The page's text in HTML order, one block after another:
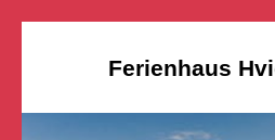
Ferienhaus